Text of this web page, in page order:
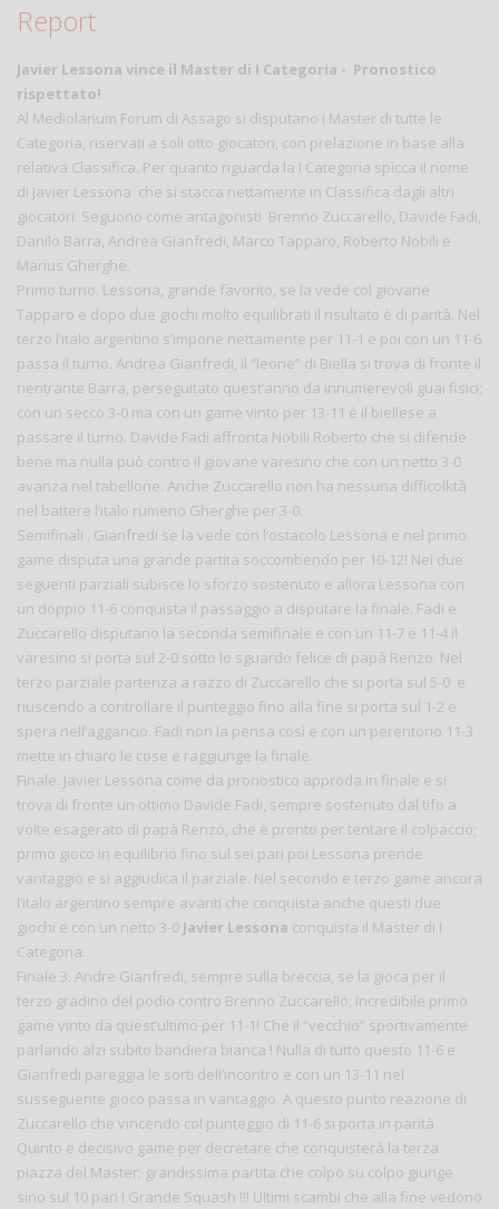
Report
Javier Lessona vince il Master di I Categoria - Pronostico
rispettato!
Al Mediolanum Forum di Assago si disputano i Master di tutte le
Categoria, riservati a soli otto giocatori, con prelazione in base alla
relativa Classifica. Per quanto riguarda la I Categoria spicca il nome
di Javier Lessona che si stacca nettamente in Classifica dagli altri
giocatori. Seguono come antagonisti Brenno Zuccarello, Davide Fadi,
Danilo Barra, Andrea Gianfredi, Marco Tapparo, Roberto Nobili e
Marius Gherghe.
Primo turno. Lessona, grande favorito, se la vede col giovane
Tapparo e dopo due giochi molto equilibrati il risultato è di parità. Nel
terzo l’italo argentino s’impone nettamente per 11-1 e poi con un 11-6
passa il turno. Andrea Gianfredi, il “leone” di Biella si trova di fronte il
rientrante Barra, perseguitato quest’anno da innumerevoli guai fisici;
con un secco 3-0 ma con un game vinto per 13-11 è il biellese a
passare il turno. Davide Fadi affronta Nobili Roberto che si difende
bene ma nulla può contro il giovane varesino che con un netto 3-0
avanza nel tabellone. Anche Zuccarello non ha nessuna difficolktà
nel battere l’italo rumeno Gherghe per 3-0.
Semifinali . Gianfredi se la vede con l’ostacolo Lessona e nel primo
game disputa una grande partita soccombendo per 10-12! Nei due
seguenti parziali subisce lo sforzo sostenuto e allora Lessona con
un doppio 11-6 conquista il passaggio a disputare la finale. Fadi e
Zuccarello disputano la seconda semifinale e con un 11-7 e 11-4 il
varesino si porta sul 2-0 sotto lo sguardo felice di papà Renzo. Nel
terzo parziale partenza a razzo di Zuccarello che si porta sul 5-0 e
riuscendo a controllare il punteggio fino alla fine si porta sul 1-2 e
spera nell’aggancio. Fadi non la pensa così e con un perentorio 11-3
mette in chiaro le cose e raggiunge la finale.
Finale. Javier Lessona come da pronostico approda in finale e si
trova di fronte un ottimo Davide Fadi, sempre sostenuto dal tifo a
volte esagerato di papà Renzo, che è pronto per tentare il colpaccio;
primo gioco in equilibrio fino sul sei pari poi Lessona prende
vantaggio e si aggiudica il parziale. Nel secondo e terzo game ancora
l’italo argentino sempre avanti che conquista anche questi due
giochi e con un netto 3-0 Javier Lessona conquista il Master di I
Categoria.
Finale 3. Andre Gianfredi, sempre sulla breccia, se la gioca per il
terzo gradino del podio contro Brenno Zuccarello; incredibile primo
game vinto da quest’ultimo per 11-1! Che il “vecchio” sportivamente
parlando alzi subito bandiera bianca ! Nulla di tutto questo 11-6 e
Gianfredi pareggia le sorti dell’incontro e con un 13-11 nel
susseguente gioco passa in vantaggio. A questo punto reazione di
Zuccarello che vincendo col punteggio di 11-6 si porta in parità
Quinto e decisivo game per decretare che conquisterà la terza
piazza del Master; grandissima partita che colpo su colpo giunge
sino sul 10 pari ! Grande Squash !!! Ultimi scambi che alla fine vedono